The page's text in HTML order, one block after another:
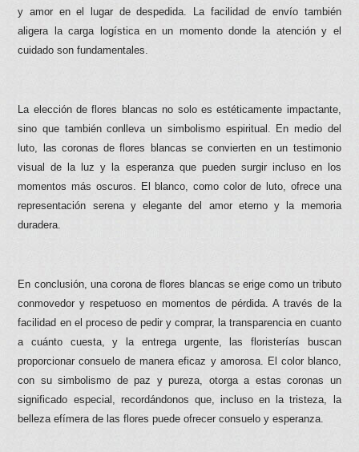
y amor en el lugar de despedida. La facilidad de envío también
aligera la carga logística en un momento donde la atención y el
cuidado son fundamentales.
La elección de flores blancas no solo es estéticamente impactante,
sino que también conlleva un simbolismo espiritual. En medio del
luto, las coronas de flores blancas se convierten en un testimonio
visual de la luz y la esperanza que pueden surgir incluso en los
momentos más oscuros. El blanco, como color de luto, ofrece una
representación serena y elegante del amor eterno y la memoria
duradera.
En conclusión, una corona de flores blancas se erige como un tributo
conmovedor y respetuoso en momentos de pérdida. A través de la
facilidad en el proceso de pedir y comprar, la transparencia en cuanto
a cuánto cuesta, y la entrega urgente, las floristerías buscan
proporcionar consuelo de manera eficaz y amorosa. El color blanco,
con su simbolismo de paz y pureza, otorga a estas coronas un
significado especial, recordándonos que, incluso en la tristeza, la
belleza efímera de las flores puede ofrecer consuelo y esperanza.